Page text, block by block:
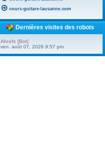
cours-guitare-lausanne.com
Dernières visites des robots
Ahrefs [Bot]
ven. août 07, 2026 9:57 pm